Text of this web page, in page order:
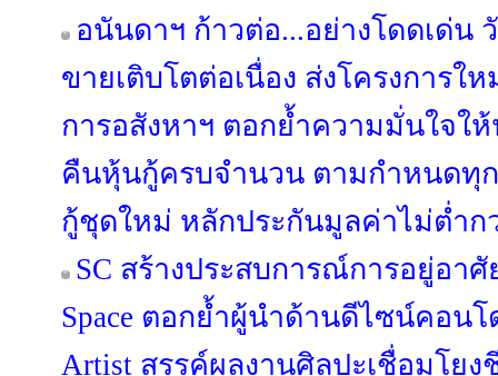
อนันดาฯ ก้าวต่อ...อย่างโดดเด่น
ขายเติบโตต่อเนื่อง ส่งโครงการใ
การอสังหาฯ ตอกย้ำความมั่นใจใ
คืนหุ้นกู้ครบจำนวน ตามกำหนดทุ
กู้ชุดใหม่ หลักประกันมูลค่าไม่ต่ำก
SC สร้างประสบการณ์การอยู่อา
Space ตอกย้ำผู้นำด้านดีไซน์คอนโ
Artist สรรค์ผลงานศิลปะเชื่อมโยง